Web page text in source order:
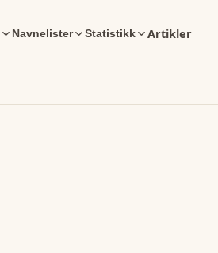
Navnelister Statistikk Artikler